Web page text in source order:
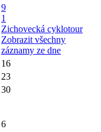
9
1
Zichovecká cyklotour
Zobrazit všechny
záznamy ze dne
16
23
30
6